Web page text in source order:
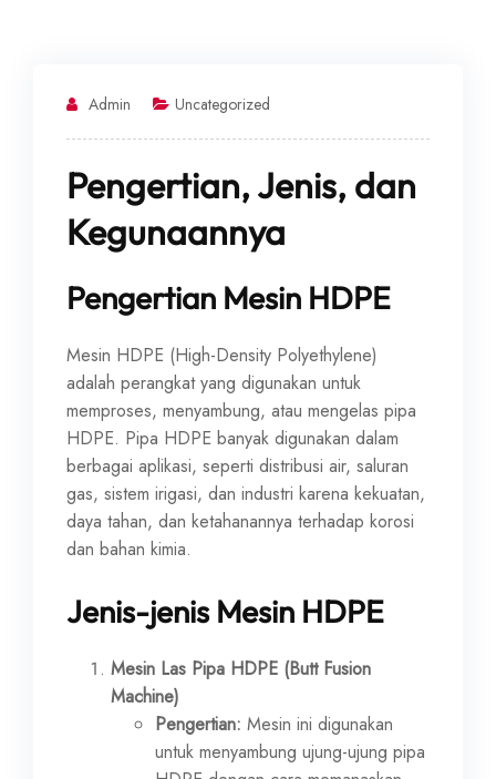
Admin Uncategorized
Pengertian, Jenis, dan
Kegunaannya
Pengertian Mesin HDPE
Mesin HDPE (High-Density Polyethylene)
adalah perangkat yang digunakan untuk
memproses, menyambung, atau mengelas pipa
HDPE. Pipa HDPE banyak digunakan dalam
berbagai aplikasi, seperti distribusi air, saluran
gas, sistem irigasi, dan industri karena kekuatan,
daya tahan, dan ketahanannya terhadap korosi
dan bahan kimia.
Jenis-jenis Mesin HDPE
Mesin Las Pipa HDPE (Butt Fusion
Machine)
Pengertian: Mesin ini digunakan
untuk menyambung ujung-ujung pipa